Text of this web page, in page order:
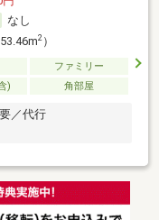
なし
2）
ファミリー
) 角部屋
／代行